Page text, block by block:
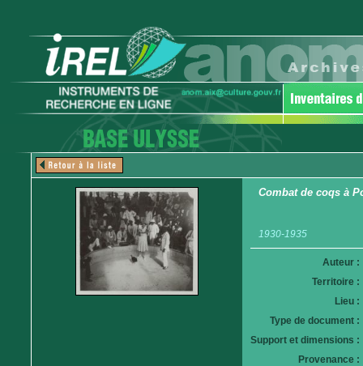
Combat de coqs à
1930-1935
Auteur :
Territoire :
Lieu :
Type de document :
Support et dimensions :
Provenance :